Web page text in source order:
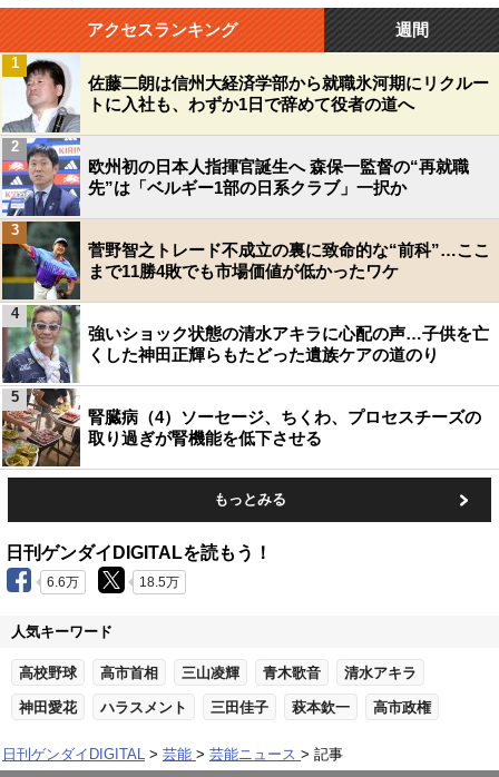
アクセスランキング 週間
佐藤二朗は信州大経済学部から就職氷河期にリクルー
トに入社も、わずか1日で辞めて役者の道へ
1
欧州初の日本人指揮官誕生へ 森保一監督の“再就職
先”は「ベルギー1部の日系クラブ」一択か
2
菅野智之トレード不成立の裏に致命的な“前科”…ここ
まで11勝4敗でも市場価値が低かったワケ
3
強いショック状態の清水アキラに心配の声…子供を亡
くした神田正輝らもたどった遺族ケアの道のり
4
腎臓病（4）ソーセージ、ちくわ、プロセスチーズの
取り過ぎが腎機能を低下させる
5
もっとみる
日刊ゲンダイDIGITALを読もう！
6.6万 18.5万
人気キーワード
高校野球 高市首相 三山凌輝 青木歌音 清水アキラ
神田愛花 ハラスメント 三田佳子 萩本欽一 高市政権
日刊ゲンダイDIGITAL 芸能 芸能ニュース 記事